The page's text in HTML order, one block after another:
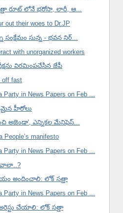
రూట్ లోనే భరోసా, లారీ, ఆ...
out their woes to Dr.JP
సంక్షేమం సున్న - భవన నిర్...
with unorganized workers
విరమింపచేసిన జేపీ
off fast
Party in News Papers on Feb ...
హీరోలు
అజెండా', ఎన్నికల మేనిఫెస్...
People’s manifesto
Party in News Papers on Feb ...
అందించాలి: లోక్ సత్తా
Party in News Papers on Feb ...
చేయాలి: లోక్ సత్తా